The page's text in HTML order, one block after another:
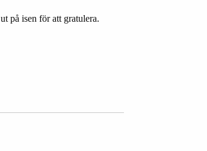
på isen för att gratulera.